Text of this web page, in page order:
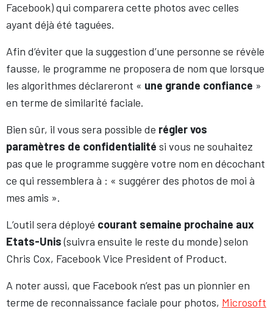
Facebook) qui comparera cette photos avec celles
ayant déjà été taguées.
Afin d’éviter que la suggestion d’une personne se révèle
fausse, le programme ne proposera de nom que lorsque
les algorithmes déclareront « une grande confiance »
en terme de similarité faciale.
Bien sûr, il vous sera possible de régler vos
paramètres de confidentialité si vous ne souhaitez
pas que le programme suggère votre nom en décochant
ce qui ressemblera à : « suggérer des photos de moi à
mes amis ».
L’outil sera déployé courant semaine prochaine aux
Etats-Unis(suivra ensuite le reste du monde) selon
Chris Cox, Facebook Vice President of Product.
A noter aussi, que Facebook n’est pas un pionnier en
terme de reconnaissance faciale pour photos, Microsoft